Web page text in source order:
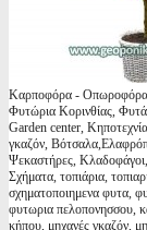
Καρποφόρα - Οπωροφόρα
Φυτώρια Κορινθίας,
Garden center,
γκαζόν,
Ψεκαστήρες,
Σχήματα, τοπιάρια,
σχηματοποιημενα φυτα,
φυτωρια πελοπονησσου,
κήπου, μηχανές γκαζόν,